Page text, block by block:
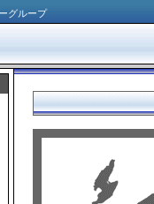
グループ